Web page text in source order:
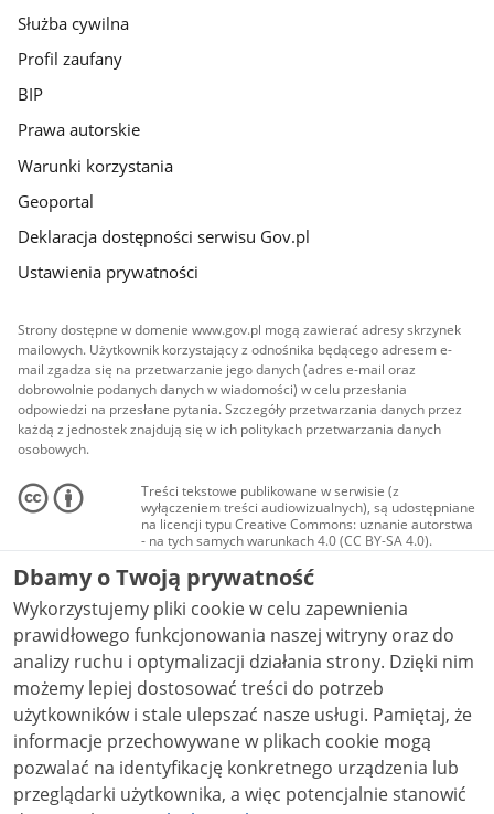
Służba cywilna
Profil zaufany
BIP
Prawa autorskie
Warunki korzystania
Geoportal
Deklaracja dostępności serwisu Gov.pl
Ustawienia prywatności
Strony dostępne w domenie www.gov.pl mogą zawierać adresy skrzynek
mailowych. Użytkownik korzystający z odnośnika będącego adresem e-
mail zgadza się na przetwarzanie jego danych (adres e-mail oraz
dobrowolnie podanych danych w wiadomości) w celu przesłania
odpowiedzi na przesłane pytania. Szczegóły przetwarzania danych przez
każdą z jednostek znajdują się w ich politykach przetwarzania danych
osobowych.
Treści tekstowe publikowane w serwisie (z
wyłączeniem treści audiowizualnych), są udostępniane
na licencji typu Creative Commons: uznanie autorstwa
- na tych samych warunkach 4.0 (CC BY-SA 4.0).
Materiały audiowizualne, w tym zdjęcia, materiały
audio i wideo, są udostępniane na licencji typu
Creative Commons: uznanie autorstwa użycie
niekomercyjne - bez utworów zależnych 4.0 (CC BY-
NC-ND 4.0), o ile nie jest to stwierdzone inaczej.
Dbamy o Twoją prywatność
Wykorzystujemy pliki cookie w celu zapewnienia
prawidłowego funkcjonowania naszej witryny oraz do
analizy ruchu i optymalizacji działania strony. Dzięki nim
możemy lepiej dostosować treści do potrzeb
użytkowników i stale ulepszać nasze usługi. Pamiętaj, że
informacje przechowywane w plikach cookie mogą
pozwalać na identyfikację konkretnego urządzenia lub
przeglądarki użytkownika, a więc potencjalnie stanowić